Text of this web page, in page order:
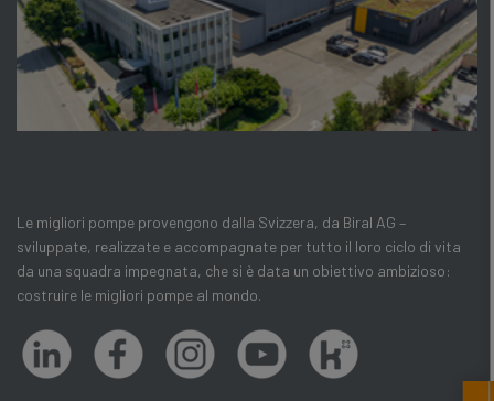
Le migliori pompe provengono dalla Svizzera, da Biral AG –
sviluppate, realizzate e accompagnate per tutto il loro ciclo di vita
da una squadra impegnata, che si è data un obiettivo ambizioso:
costruire le migliori pompe al mondo.